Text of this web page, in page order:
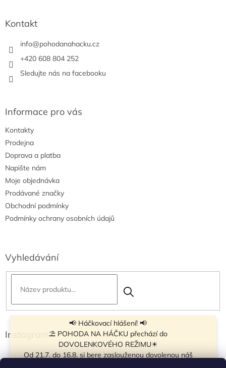
📢 Háčkovací hlášení! 📢
⛱ POHODA NA HÁČKU přechází do
DOVOLENKOVÉHO REŽIMU☀
Od 21.7. do 16.8. si bere zaslouženou dovolenou náš
Kontakt
info@pohodanahacku.cz
+420 608 804 252
Sledujte nás na facebooku
Informace pro vás
Kontakty
Prodejna
Doprava a platba
Napište nám
Moje objednávka
Prodávané značky
Obchodní podmínky
Podmínky ochrany osobních údajů
Vyhledávání
Instagram